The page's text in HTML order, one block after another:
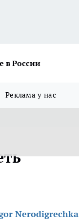
в России
Реклама у нас
Nerodigrechka